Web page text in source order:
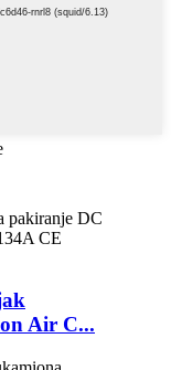
Air C...